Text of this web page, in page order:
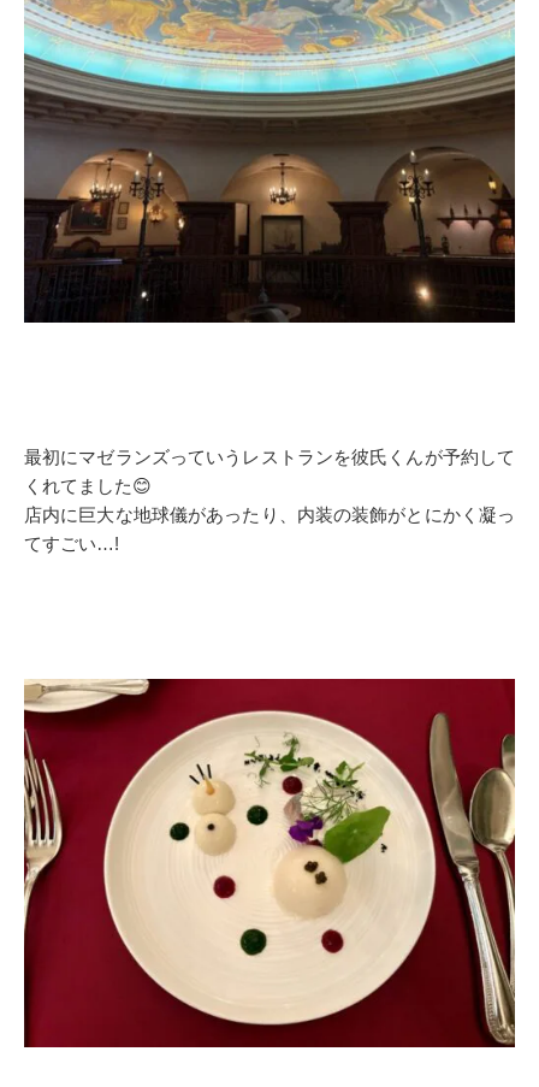
最初にマゼランズっていうレストランを彼氏くんが予約して
くれてました😊
店内に巨大な地球儀があったり、内装の装飾がとにかく凝っ
てすごい…!